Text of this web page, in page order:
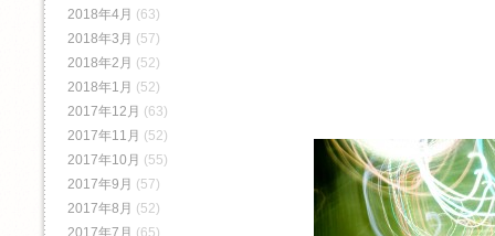
2018年4月 (63)
2018年3月 (57)
2018年2月 (52)
2018年1月 (52)
2017年12月 (63)
2017年11月 (52)
2017年10月 (55)
2017年9月 (57)
2017年8月 (52)
2017年7月 (65)